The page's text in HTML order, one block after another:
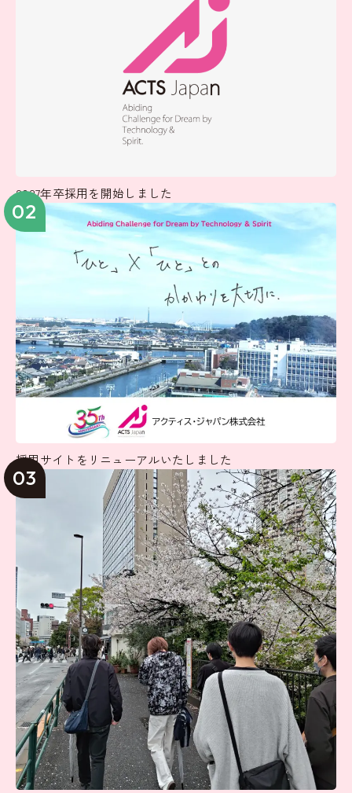
2027年卒採用を開始しました
02
採用サイトをリニューアルいたしました
03